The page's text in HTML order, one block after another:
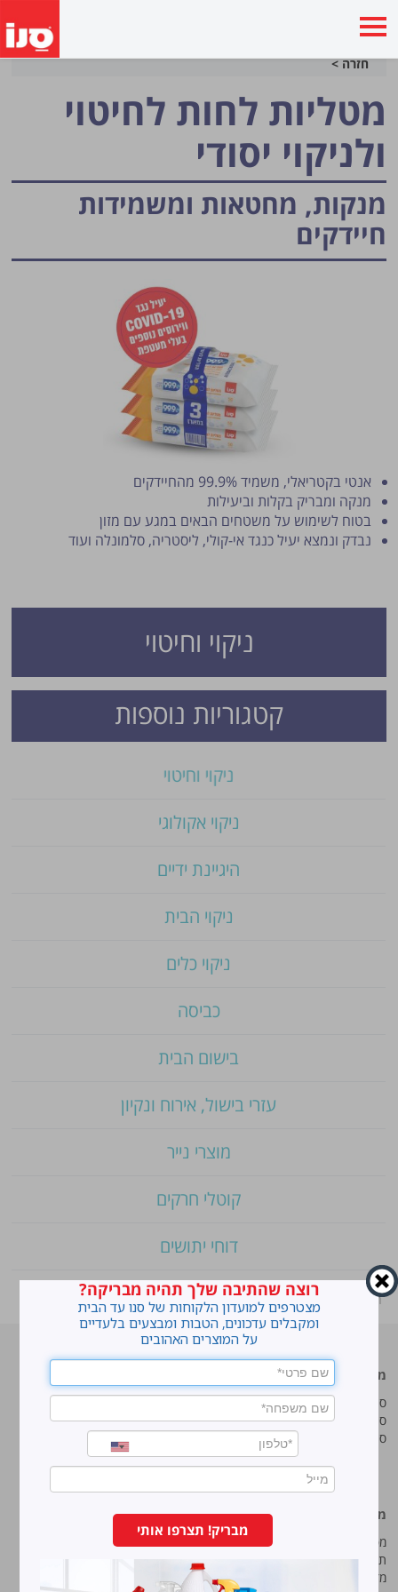
חזרה >
ניקוי וחיטוי
מטליות לחות לחיטוי
ולניקוי יסודי
מנקות, מחטאות ומשמידות
חיידקים
אנטי בקטריאלי, משמיד 99.9% מהחיידקים
מנקה ומבריק בקלות וביעילות
בטוח לשימוש על משטחים הבאים במגע עם מזון
נבדק ונמצא יעיל כנגד אי-קולי, ליסטריה, סלמונלה ועוד
קטגוריות נוספות
ניקוי וחיטוי
ניקוי אקולוגי
היגיינת ידיים
ניקוי הבית
ניקוי כלים
כביסה
בישום הבית
עזרי בישול, אירוח ונקיון
מוצרי נייר
קוטלי חרקים
דוחי יתושים
ראשי Shop
»מטליות לחות לחיטויולניקוי יסודי
סנו מפעלי ברונוס בע“מ
החרש 11 נוה נאמן, הוד השרון
טל:
מוצרים מובילים
סנו ז'אוול סופר ג'ל
סנו ז'אוול קצף ניקוי
סנו ז'אוול אבקת ניקוי
לנקות חלונות עם חיוך
עושים סדר בארון הנעליים
טיפים והמלצות מקצועיות לשימוש
מידע נוסף
מפת אתר
תנאי שימוש באתר
מדיניות ופרטיות
רוצה שהתיבה שלך תהיה מבריקה?
מצטרפים למועדון הלקוחות של סנו עד הבית
ומקבלים עדכונים, הטבות ומבצעים בלעדיים
על המוצרים האהובים
מבריק! תצרפו אותי